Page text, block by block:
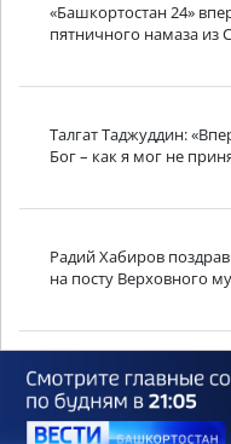
«Башкортостан 24»
пятничного намаза
Талгат Таджуддин:
Бог – как я мог не
Радий Хабиров
на посту Верховного